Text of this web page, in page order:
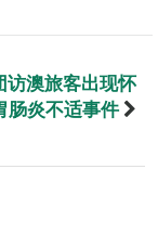
访澳旅客出现怀
肠炎不适事件